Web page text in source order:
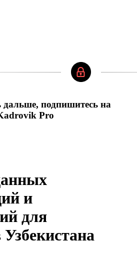
подпишитесь на
Pro
и
для